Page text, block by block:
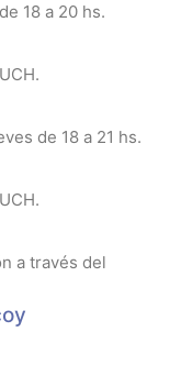
18 a 20 hs.
de 18 a 21 hs.
a través del